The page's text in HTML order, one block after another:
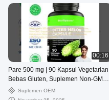
00:16
Pare 500 mg | 90 Kapsul Vegetarian
Bebas Gluten, Suplemen Non-GMO
Ekstrak Pare, Metabolisme Glukosa
Alami, Label Pribadi Kapsul
Suplemen OEM